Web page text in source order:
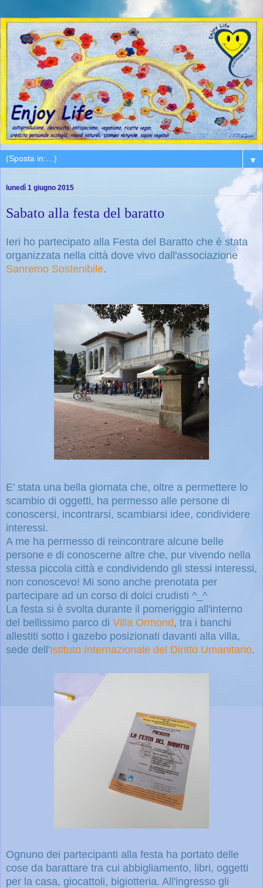
▼
lunedì 1 giugno 2015
Sabato alla festa del baratto
Ieri ho partecipato alla Festa del Baratto che è stata
organizzata nella città dove vivo dall'associazione
Sanremo Sostenibile.
E' stata una bella giornata che, oltre a permettere lo
scambio di oggetti, ha permesso alle persone di
conoscersi, incontrarsi, scambiarsi idee, condividere
interessi.
A me ha permesso di reincontrare alcune belle
persone e di conoscerne altre che, pur vivendo nella
stessa piccola città e condividendo gli stessi interessi,
non conoscevo! Mi sono anche prenotata per
partecipare ad un corso di dolci crudisti ^_^
La festa si è svolta durante il pomeriggio all'interno
del bellissimo parco di Villa Ormond, tra i banchi
allestiti sotto i gazebo posizionati davanti alla villa,
sede dell'Istituto Internazionale del Diritto Umanitario.
Ognuno dei partecipanti alla festa ha portato delle
cose da barattare tra cui abbigliamento, libri, oggetti
per la casa, giocattoli, bigiotteria. All'ingresso gli